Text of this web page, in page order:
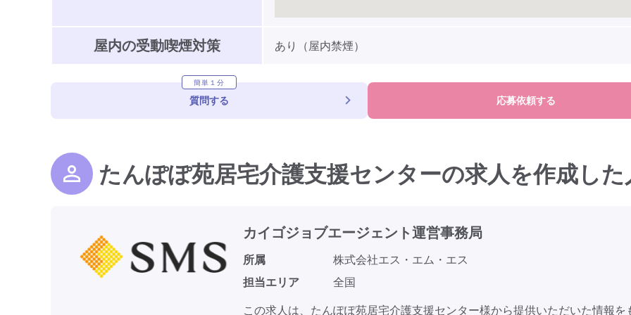
屋内の受動喫煙対策 あり（屋内禁煙）
簡単１分
質問する 応募依頼する
たんぽぽ苑居宅介護支援センターの求人を作成した
カイゴジョブエージェント運営事務局
所属
株式会社エス・エム・エス
担当エリア
全国
この求人は、たんぽぽ苑居宅介護支援センター様から提供いただいた情報を